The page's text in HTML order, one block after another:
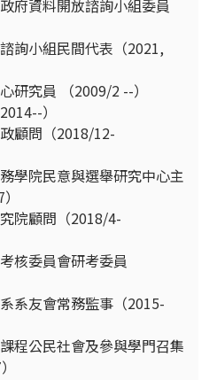
府資料開放諮詢小組委員
詢小組民間代表（2021,
研究員 （2009/2 --）
）
顧問（2018/12-
學院民意與選舉研究中心主
院顧問（2018/4-
核委員會研考委員
系友會常務監事（2015-
程公民社會及參與學門召集